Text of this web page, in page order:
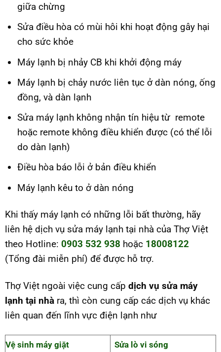
giữa chừng
Sửa điều hòa có mùi hôi khi hoạt động gây hại
cho sức khỏe
Máy lạnh bị nhảy CB khi khởi động máy
Máy lạnh bị chảy nước liên tục ở dàn nóng, ống
đồng, và dàn lạnh
Sửa máy lạnh không nhận tín hiệu từ remote
hoặc remote không điều khiển được (có thể lỗi
do dàn lạnh)
Điều hòa báo lỗi ở bản điều khiển
Máy lạnh kêu to ở dàn nóng
Khi thấy máy lạnh có những lỗi bất thường, hãy
liên hệ dịch vụ sửa máy lạnh tại nhà của Thợ Việt
theo Hotline: 0903 532 938 hoặc 18008122
(Tổng đài miễn phí) để được hỗ trợ.
Thợ Việt ngoài việc cung cấp dịch vụ sửa máy
lạnh tại nhà ra, thì còn cung cấp các dịch vụ khác
liên quan đến lĩnh vực điện lạnh như
Vệ sinh máy giặt
Sửa lò vi sóng